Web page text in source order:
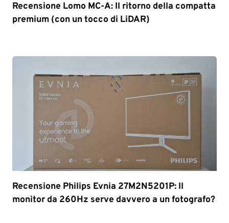
Recensione Lomo MC-A: Il ritorno della compatta
premium (con un tocco di LiDAR)
Recensione Philips Evnia 27M2N5201P: Il
monitor da 260Hz serve davvero a un fotografo?